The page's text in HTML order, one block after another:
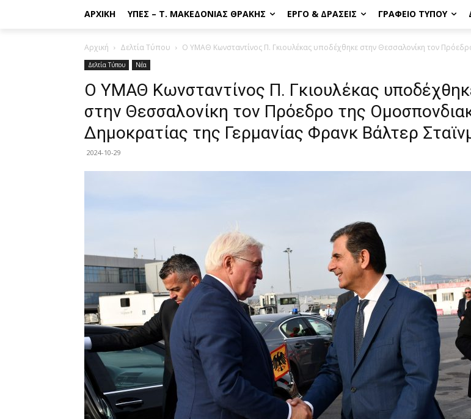
ΑΡΧΙΚΉ ΥΠΕΣ – Τ. ΜΑΚΕΔΟΝΊΑΣ ΘΡΆΚΗΣ ΈΡΓΟ & ΔΡΆΣΕΙΣ ΓΡΑΦΕΊΟ ΤΎΠΟΥ
Αρχική Δελτία Τύπου Ο ΥΜΑΘ Κωνσταντίνος Π. Γκιουλέκας υποδέχθηκε στην Θεσσαλονίκη τον
Δελτία Τύπου Νέα
Ο ΥΜΑΘ Κωνσταντίνος Π. Γκιουλέκας
στην Θεσσαλονίκη τον Πρόεδρο της
Δημοκρατίας της Γερμανίας Φρανκ Βάλτερ
2024-10-29